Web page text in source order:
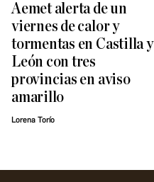
Aemet alerta de un
viernes de calor y
tormentas en Castilla y
León con tres
provincias en aviso
amarillo
Lorena Torío